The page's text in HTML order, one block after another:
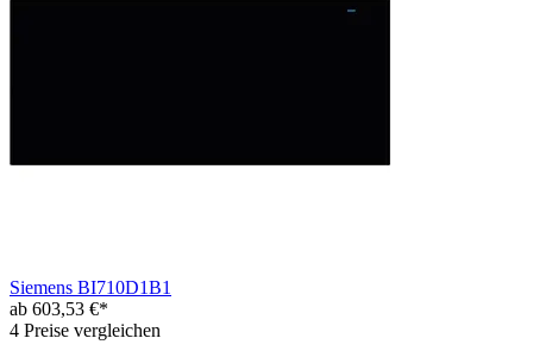
Siemens BI710D1B1
ab 603,53 €*
4 Preise vergleichen